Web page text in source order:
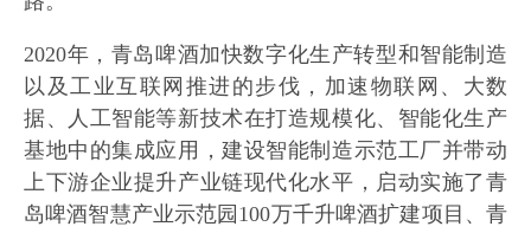
2020年，青岛啤酒加快数字化生产转型和智能制造
以及工业互联网推进的步伐，加速物联网、大数
据、人工智能等新技术在打造规模化、智能化生产
基地中的集成应用，建设智能制造示范工厂并带动
上下游企业提升产业链现代化水平，启动实施了青
岛啤酒智慧产业示范园100万千升啤酒扩建项目、青